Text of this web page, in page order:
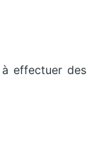
effectuer des